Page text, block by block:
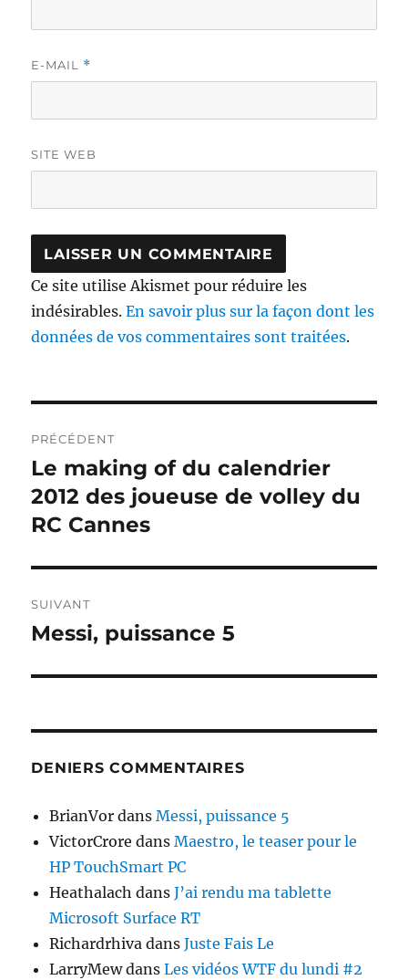
E-MAIL *
SITE WEB
Ce site utilise Akismet pour réduire les
indésirables.En savoir plus sur la façon dont les
données de vos commentaires sont traitées.
de
l’article
PRÉCÉDENT
Publication
précédente :
Le making of du calendrier
2012 des joueuse de volley du
RC Cannes
SUIVANT
Publication
Messi, puissance 5
DENIERS COMMENTAIRES
BrianVor dansMessi, puissance 5
VictorCrore dansMaestro, le teaser pour le
HP TouchSmart PC
Heathalach dansJ’ai rendu ma tablette
Microsoft Surface RT
Richardrhiva dansJuste Fais Le
LarryMewdansLes vidéos WTF du lundi #2